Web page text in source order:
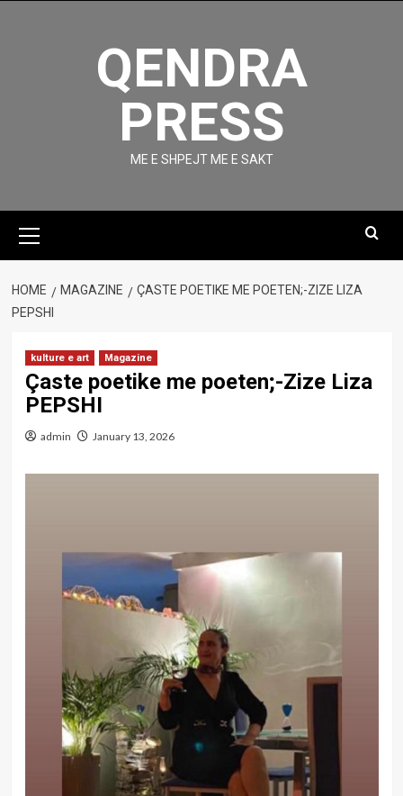
QENDRA
PRESS
ME E SHPEJT ME E SAKT
Menu
HOME MAGAZINE
ÇASTE POETIKE ME POETEN;-ZIZE LIZA
PEPSHI
kulture e art Magazine
Çaste poetike me poeten;-Zize Liza
PEPSHI
admin January 13, 2026